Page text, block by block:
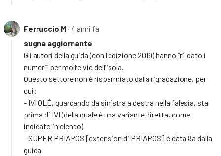
Ferruccio M ∙ 4 anni fa
sugna aggiornante
Gli autori della guida (con l'edizione 2019) hanno “ri-dato i
numeri” per molte vie dell’isola.
Questo settore non è risparmiato dalla rigradazione, per
cui:
- IVI OLÉ, guardando da sinistra a destra nella falesia, sta
prima di IVI (della quale è una variante diretta, come
indicato in elenco)
- SUPER PRIAPOS [extension di PRIAPOS] è data 8a dalla
guida